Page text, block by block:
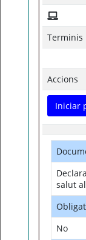
Terminis
Accions
Iniciar
salut
No